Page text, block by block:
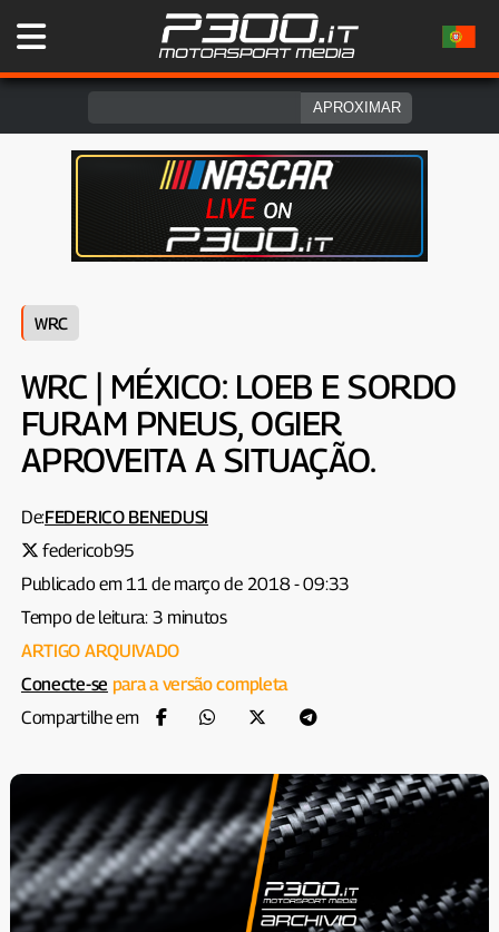
WRC
WRC | MÉXICO: LOEB E SORDO
FURAM PNEUS, OGIER
APROVEITA A SITUAÇÃO.
De:FEDERICO BENEDUSI
federicob95
Publicado em 11 de março de 2018 - 09:33
Tempo de leitura: 3 minutos
ARTIGO ARQUIVADO
Conecte-se para a versão completa
Compartilhe em